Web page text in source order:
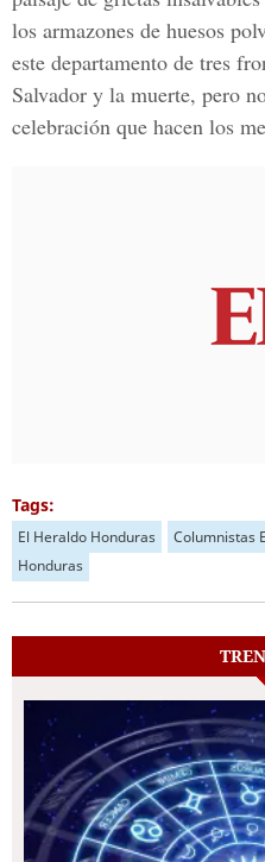
los armazones de huesos
este departamento de tres
Salvador y la muerte, pero
celebración que hacen los
Tags:
El Heraldo Honduras Columnistas
Honduras